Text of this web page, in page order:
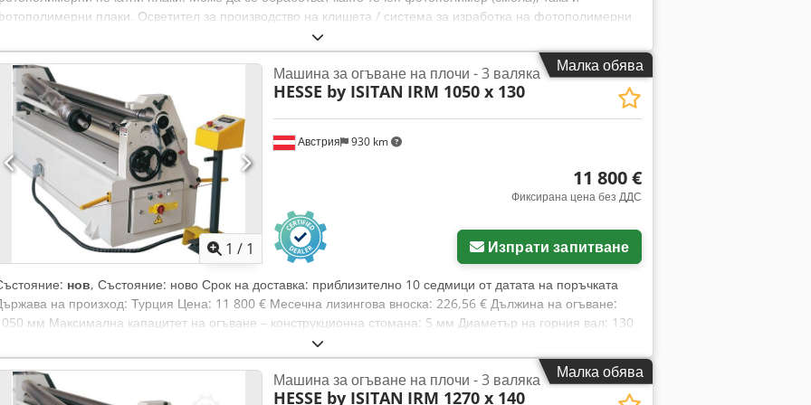
плаки. Осветител за производство на клишета / система за изработка на фотополимерни
печатни плаки AZ System 2000, сериен номер 277. Максимален формат на плаката: 23 x 33 см. С 9
програми. Данни за машината: размери – ширина 52 см, дълбочина 47 см, височина 95 см; тегло –
около 62 кг; електрическо захранване – 220 V, 1,3 kW. Онлайн видеоинспекция чрез WhatsApp, MS Zoom
или Telegram. На склад в Емскирхен/Нюрнберг – налична веднага – възможен тест. Dedpfx Aieza H
Srsyeck
Малка обява
1 / 1
Австрия 930 km
Машина за огъване на плочи - 3 валяка
HESSE by ISITAN IRM 1050 x 130
11 800 €
Фиксирана цена без ДДС
Изпрати запитване
нов, Състояние: ново Срок на доставка: приблизително 10 седмици от датата на поръчката
на произход: Турция Цена: 11 800 € Месечна лизингова вноска: 226,56 € Дължина на огъване:
мм Максимална капацитет на огъване – конструкционна стомана: 5 мм Диаметър на горния вал: 130
мм Скорост на валцуване: 3,5 м/мин Мощност на двигателя: 2,2 kW Дължина: 2200 мм Ширина: 750 мм
Aiyjk Височина: 1000 мм Тегло: 1200 кг 3 вала Асиметрично разположение на валовете – с
предварително огъване 2 задвижвани вала посредством спирачен двигател Ръчно регулиране на
страничните валове Възможност за изтегляне на горния вал напред Движение напред/назад Огъване на
Малка обява
Машина за огъване на плочи - 3 валяка
HESSE by ISITAN IRM 1270 x 140